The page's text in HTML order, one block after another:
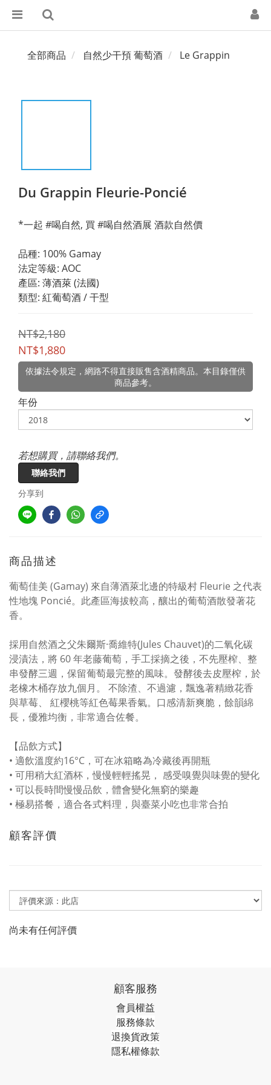
全部商品 自然少干預 葡萄酒 Le Grappin
Du Grappin Fleurie-Poncié
*一起 #喝自然, 買 #喝自然酒展 酒款自然價
品種: 100% Gamay
法定等級: AOC
產區: 薄酒萊 (法國)
類型: 紅葡萄酒 / 干型
NT$2,180
NT$1,880
依據法令規定，網路不得直接販售含酒精商品。本目錄僅供
商品參考。
年份
若想購買，請聯絡我們。
聯絡我們
分享到
商品描述
葡萄佳美 (Gamay) 來自薄酒萊北邊的特級村 Fleurie 之代表
性地塊 Poncié。此產區海拔較高，釀出的葡萄酒散發著花
香。
採用自然酒之父朱爾斯·喬維特(Jules Chauvet)的二氧化碳
浸漬法，將 60 年老藤葡萄，手工採摘之後，不先壓榨、整
串發酵三週，保留葡萄最完整的風味。發酵後去皮壓榨，於
老橡木桶存放九個月。 不除渣、不過濾，飄逸著精緻花香
與草莓、 紅櫻桃等紅色莓果香氣。口感清新爽脆，餘韻綿
長，優雅均衡，非常適合佐餐。
【品飲方式】
• 適飲溫度約16°C，可在冰箱略為冷藏後再開瓶
• 可用稍大紅酒杯，慢慢輕輕搖晃， 感受嗅覺與味覺的變化
• 可以長時間慢慢品飲，體會變化無窮的樂趣
• 極易搭餐，適合各式料理，與臺菜小吃也非常合拍
顧客評價
尚未有任何評價
顧客服務
會員權益
服務條款
退換貨政策
隱私權條款